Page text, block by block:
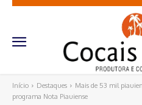
Início Destaques
Mais de 53 mil
programa Nota Piauiense